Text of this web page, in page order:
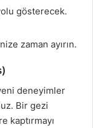
gösterecek.
zaman ayırın.
deneyimler
Bir gezi
kaptırmayı